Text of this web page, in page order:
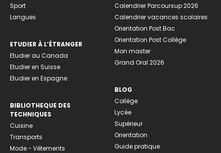
Sport
Langues
ETUDIER À L’ÉTRANGER
Etudier au Canada
Etudier en Suisse
Etudier en Espagne
BIBLIOTHEQUE DES
TECHNIQUES
Cuisine
Transports
Mode - Vêtements
Calendrier Parcoursup 2026
Calendrier vacances scolaires
Orientation Post Bac
Orientation Post Collège
Mon master
Grand Oral 2026
BLOG
Collège
Lycée
Supérieur
Orientation
Guide pratique